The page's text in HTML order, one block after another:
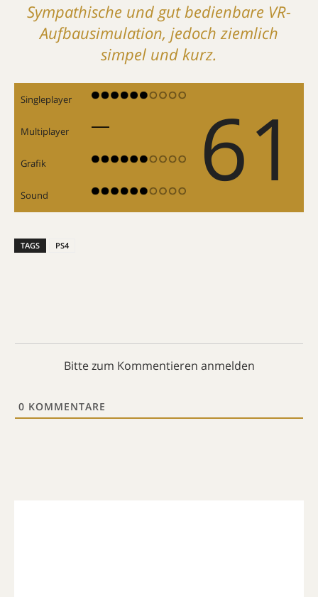
Sympathische und gut bedien­bare VR-
Aufbausimulation, jedoch ziemlich
simpel und kurz.
Singleplayer 61
Multiplayer
Grafik
Sound
TAGS PS4
Bitte zum Kommentieren anmelden
0 KOMMENTARE